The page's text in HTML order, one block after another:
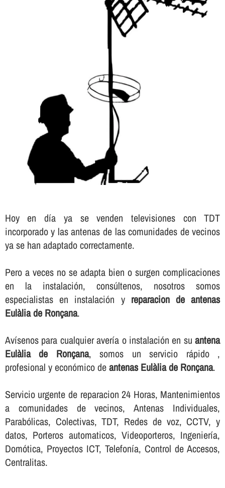
Hoy en dí­a ya se venden televisiones con TDT
incorporado y las antenas de las comunidades de vecinos
ya se han adaptado correctamente.
Pero a veces no se adapta bien o surgen complicaciones
en la instalación, consúltenos, nosotros somos
especialistas en instalación y reparacion de antenas
Eulàlia de Ronçana.
Aví­senos para cualquier averí­a o instalación en suantena
Eulàlia de Ronçana, somos un servicio rápido ,
profesional y económico deantenas Eulàlia de Ronçana.
Servicio urgente de reparacion 24 Horas, Mantenimientos
a comunidades de vecinos, Antenas Individuales,
Parabólicas, Colectivas, TDT, Redes de voz, CCTV, y
datos, Porteros automaticos, Videoporteros, Ingenierí­a,
Domótica, Proyectos ICT, Telefoní­a, Control de Accesos,
Centralitas.